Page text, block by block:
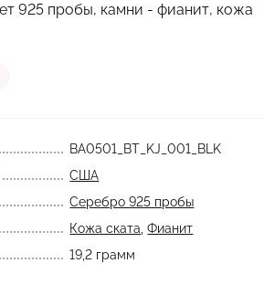
925 пробы, камни - фианит, кожа
BA0501_BT_KJ_001_BLK
США
Серебро 925 пробы
Кожа ската ,Фианит
19,2 грамм